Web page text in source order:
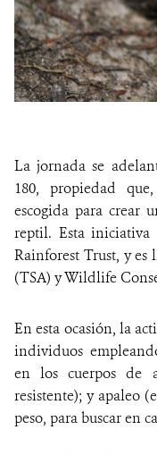
MECANISMO DE
La jornada se
180, propiedad
escogida para crear
reptil. Esta iniciativa
Rainforest Trust, y
(TSA) y Wildlife
En esta ocasión, la
individuos
en los cuerpos de
resistente); y apaleo
peso, para buscar en